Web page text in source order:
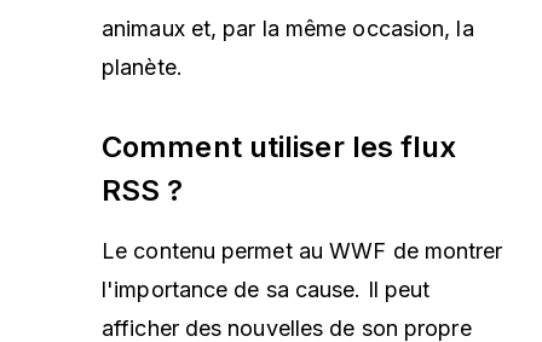
animaux et, par la même occasion, la
planète.
Comment utiliser les flux
RSS ?
Le contenu permet au WWF de montrer
l'importance de sa cause. Il peut
afficher des nouvelles de son propre